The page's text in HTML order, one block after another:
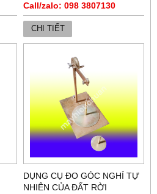
Call/zalo: 098 3807130
CHI TIẾT
DỤNG CỤ ĐO GÓC NGHỈ TỰ
NHIÊN CỦA ĐẤT RỜI